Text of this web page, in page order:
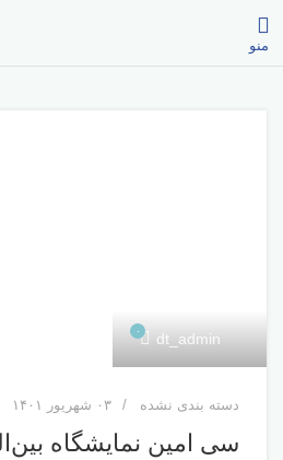
منو
dt_admin ۰
دسته بندی نشده ۰۳ شهریور ۱۴۰۱
سی امین نمایشگاه